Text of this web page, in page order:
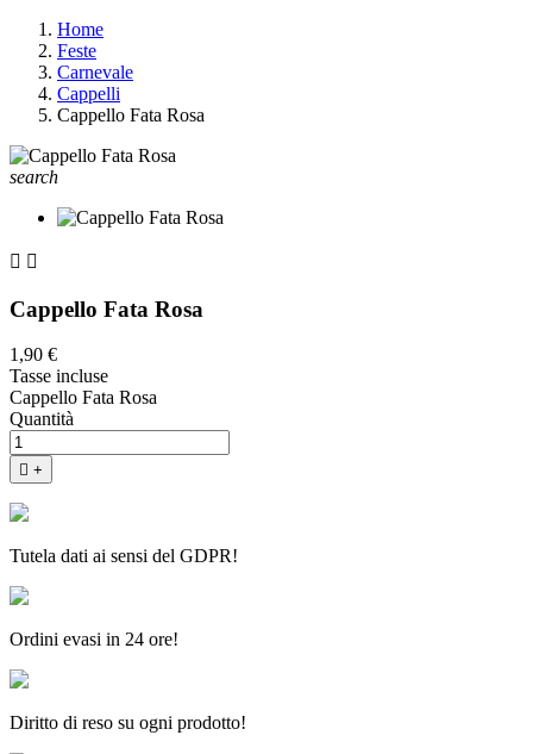
Home
Feste
Carnevale
Cappelli
Cappello Fata Rosa
search
 
Cappello Fata Rosa
1,90 €
Tasse incluse
Cappello Fata Rosa
Quantità
 +
Tutela dati ai sensi del GDPR!
Ordini evasi in 24 ore!
Diritto di reso su ogni prodotto!